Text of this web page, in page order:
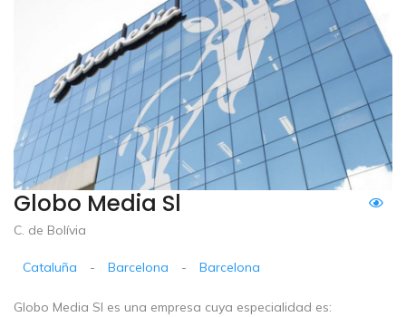
Globo Media Sl
C. de Bolívia
Cataluña - Barcelona - Barcelona
Globo Media Sl es una empresa cuya especialidad es: